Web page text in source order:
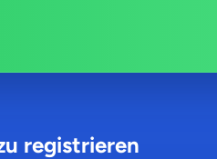
registrieren